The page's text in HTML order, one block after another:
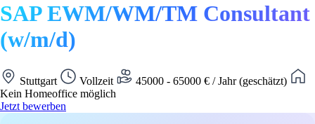
SAP EWM/WM/TM Consultant
(w/m/d)
Stuttgart Vollzeit
45000 - 65000 € / Jahr (geschätzt)
Kein Homeoffice möglich
Jetzt bewerben